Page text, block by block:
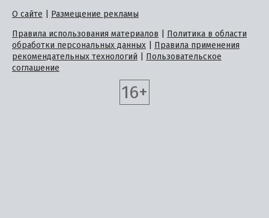
О сайте
Размещение рекламы
Правила использования материалов
Политика в области
обработки персональных данных
Правила применения
рекомендательных технологий
Пользовательское
соглашение
16+